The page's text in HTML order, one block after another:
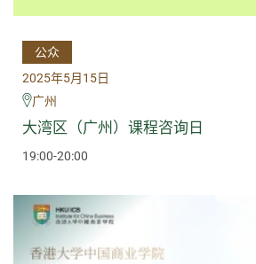
公众
2025年5月15日
广州
大湾区（广州）课程咨询日
19:00-20:00